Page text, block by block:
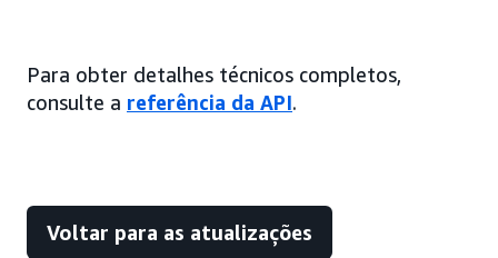
Para obter detalhes técnicos completos,
consulte a referência da API.
Voltar para as atualizações